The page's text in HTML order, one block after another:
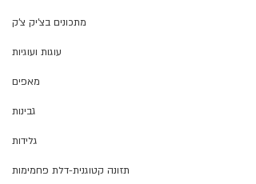
מתכונים בצ'יק צ'ק
עוגות ועוגיות
מאפים
גבינות
גלידות
תזונה קטוגנית-דלת פחמימות